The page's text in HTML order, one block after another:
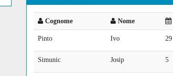
Cognome Nome
Pinto Ivo 29
Simunic Josip 5